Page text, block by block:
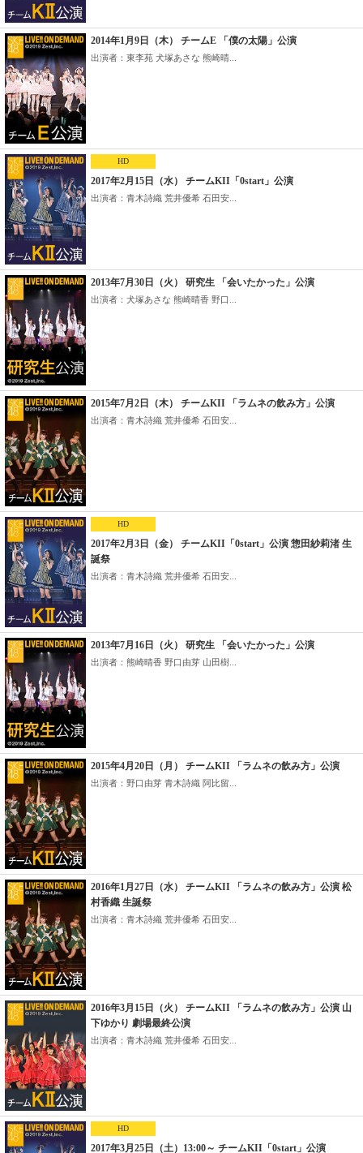
2014年1月9日（木） チームE 「僕の太陽」公演
出演者：東李苑 犬塚あさな 熊崎晴...
HD
2017年2月15日（水） チームKII「0start」公演
出演者：青木詩織 荒井優希 石田安...
2013年7月30日（火） 研究生 「会いたかった」公演
出演者：犬塚あさな 熊崎晴香 野口...
2015年7月2日（木） チームKII 「ラムネの飲み方」公演
出演者：青木詩織 荒井優希 石田安...
HD
2017年2月3日（金） チームKII「0start」公演 惣田紗莉渚 生
誕祭
出演者：青木詩織 荒井優希 石田安...
2013年7月16日（火） 研究生 「会いたかった」公演
出演者：熊崎晴香 野口由芽 山田樹...
2015年4月20日（月） チームKII 「ラムネの飲み方」公演
出演者：野口由芽 青木詩織 阿比留...
2016年1月27日（水） チームKII 「ラムネの飲み方」公演 松
村香織 生誕祭
出演者：青木詩織 荒井優希 石田安...
2016年3月15日（火） チームKII 「ラムネの飲み方」公演 山
下ゆかり 劇場最終公演
出演者：青木詩織 荒井優希 石田安...
HD
2017年3月25日（土）13:00～ チームKII「0start」公演